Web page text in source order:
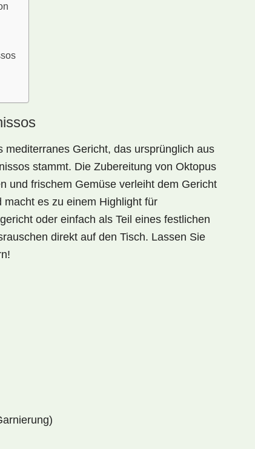
mediterranes Gericht, das ursprünglich aus
stammt. Die Zubereitung von Oktopus
und frischem Gemüse verleiht dem Gericht
es zu einem Highlight für
oder einfach als Teil eines festlichen
direkt auf den Tisch. Lassen Sie